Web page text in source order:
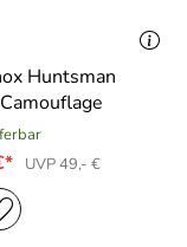
Huntsman
UVP 49,- €